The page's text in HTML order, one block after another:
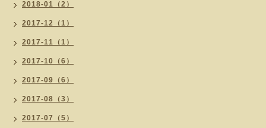
2018-01（2）
2017-12（1）
2017-11（1）
2017-10（6）
2017-09（6）
2017-08（3）
2017-07（5）